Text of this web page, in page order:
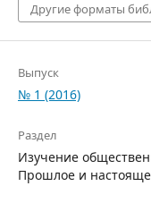
Другие форматы
Выпуск
№ 1 (2016)
Раздел
Изучение
Прошлое и